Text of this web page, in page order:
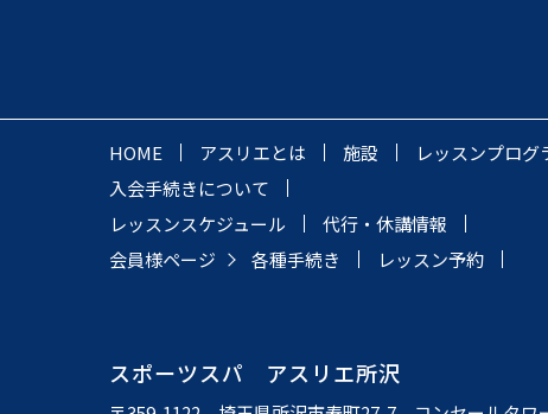
HOME アスリエとは 施設 レッスンプログ
入会手続きについて
レッスンスケジュール
代行・休講情報
会員様ページ
各種手続き レッスン予約
スポーツスパ アスリエ所沢